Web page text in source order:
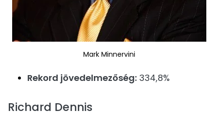
Mark Minnervini
Rekord jövedelmezőség: 334,8%
Richard Dennis